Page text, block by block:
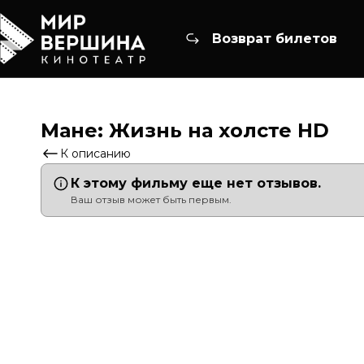
Возврат билетов
Мане: Жизнь на холсте HD
К описанию
К этому фильму еще нет отзывов.
Ваш отзыв может быть первым.